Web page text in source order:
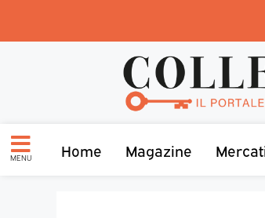
MENU Home Magazine